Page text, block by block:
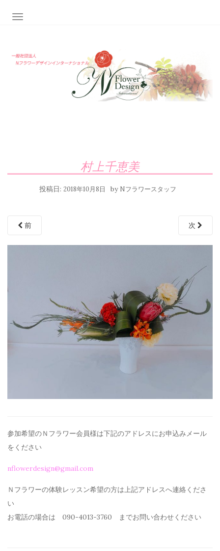
ナビゲーション切り替え
村上千恵美
投稿日: 2018年10月8日 by Nフラワースタッフ
前 次
参加希望のＮフラワー会員様は下記のアドレスにお申込みメール
を ください
nflowerdesign@gmail.com
Ｎフラワーの体験レッスン希望の方は上記アドレスへ連絡くださ
い
お電話の場合は 090-4013-3760 までお問い合わせください